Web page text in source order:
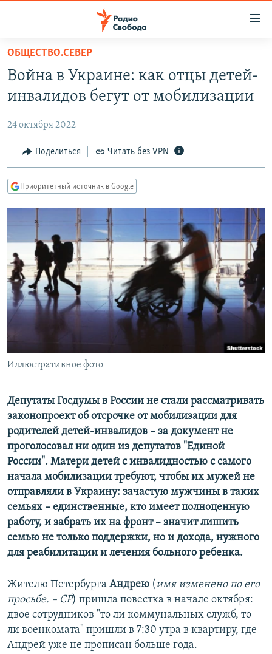
упрощенного
доступа
основному
Вернутся
главной
навигации
Вернутся
поиску
АВТОРСКИЕ ПРОЕКТЫ
ЦИТАТЫ СВОБОДЫ
МНЕНИЯ
IDEL.РЕАЛИИ
КАВКАЗ.РЕАЛИИ
СЕВЕР.РЕАЛИИ
СИБИРЬ.РЕАЛИИ
РАСПИСАНИЕ ВЕЩАНИЯ
ПОДПИШИТЕСЬ НА РАССЫЛКУ
СОЦИАЛЬНЫЕ СЕТИ
Все сайты РСЕ/РС
ОБЩЕСТВО.СЕВЕР
Война в Украине: как отцы детей-
инвалидов бегут от мобилизации
24 октября 2022
Поделиться Читать без VPN
Приоритетный источник в Google
Иллюстративное фото
Депутаты Госдумы в России не стали рассматривать
законопроект об отсрочке от мобилизации для
родителей детей-инвалидов – за документ не
проголосовал ни один из депутатов "Единой
России". Матери детей с инвалидностью с самого
начала мобилизации требуют, чтобы их мужей не
отправляли в Украину: зачастую мужчины в таких
семьях – единственные, кто имеет полноценную
работу, и забрать их на фронт – значит лишить
семью не только поддержки, но и дохода, нужного
для реабилитации и лечения больного ребенка.
Жителю Петербурга Андрею (имя изменено по его
просьбе. – СР) пришла повестка в начале октября:
двое сотрудников "то ли коммунальных служб, то
ли военкомата" пришли в 7:30 утра в квартиру, где
Андрей уже не прописан больше года.